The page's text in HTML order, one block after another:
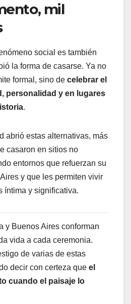
mil
social es también
la forma de casarse. Ya no
formal, sino de celebrar el
personalidad y en lugares
.
abrió estas alternativas, más
casaron en sitios no
entornos que refuerzan su
y que les permiten vivir
íntima y significativa.
y Buenos Aires conforman
vida a cada ceremonia.
de varias de estas
decir con certeza que el
cuando el paisaje lo